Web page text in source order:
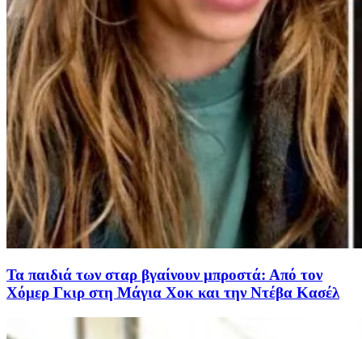
Τα παιδιά των σταρ βγαίνουν μπροστά: Από τον
Χόμερ Γκιρ στη Μάγια Χοκ και την Ντέβα Κασέλ